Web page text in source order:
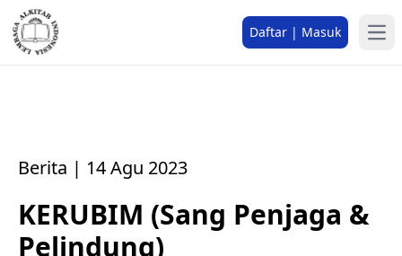
Daftar | Masuk
Berita | 14 Agu 2023
KERUBIM (Sang Penjaga &
Pelindung)